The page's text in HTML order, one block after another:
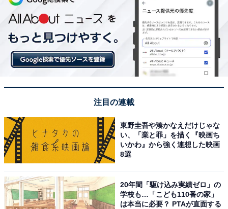
注目の連載
東野圭吾や湊かなえだけじゃな
い、「業と罪」を描く『映画ち
いかわ』から強く連想した映画
8選
20年間「駆け込み実績ゼロ」の
学校も…「こども110番の家」
は本当に必要？ PTAが直面する